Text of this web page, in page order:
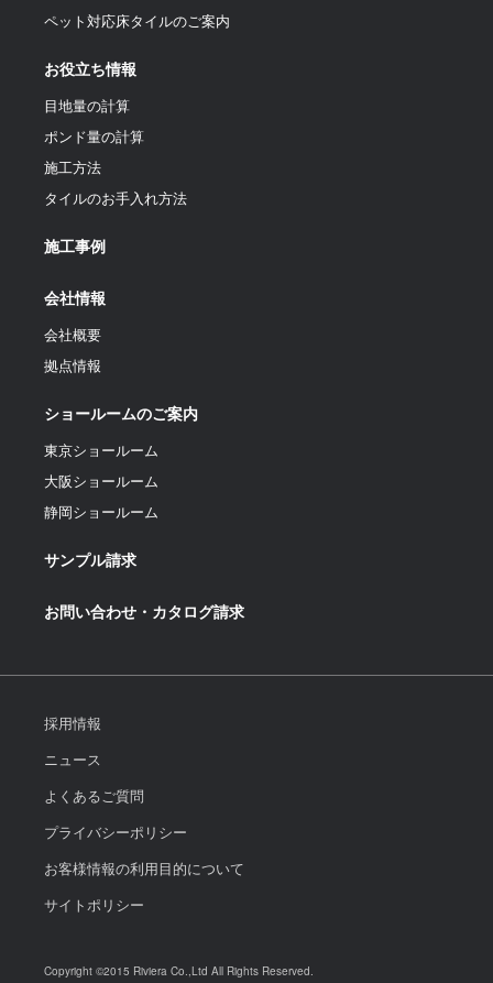
ペット対応床タイルのご案内
お役立ち情報
目地量の計算
ポンド量の計算
施工方法
タイルのお手入れ方法
施工事例
会社情報
会社概要
拠点情報
ショールームのご案内
東京ショールーム
大阪ショールーム
静岡ショールーム
サンプル請求
お問い合わせ・カタログ請求
採用情報
ニュース
よくあるご質問
プライバシーポリシー
お客様情報の利用目的について
サイトポリシー
Copyright ©2015 Riviera Co.,Ltd All Rights Reserved.